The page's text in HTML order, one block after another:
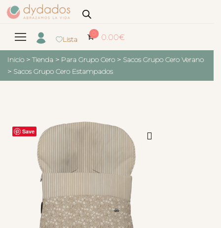
Lista
0 0.00€
Inicio > Tienda > Para Grupo Cero > Sacos Grupo Cero Verano
> Sacos Grupo Cero Estampados
Save